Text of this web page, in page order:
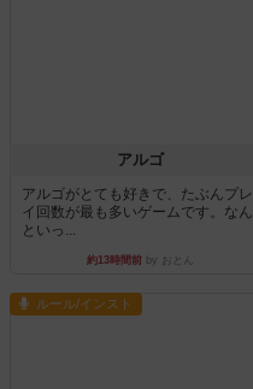
アルゴ
アルゴがとても好きで、たぶんプレ
イ回数が最も多いゲームです。なん
といっ...
約13時間前by おとん
ルール/インスト